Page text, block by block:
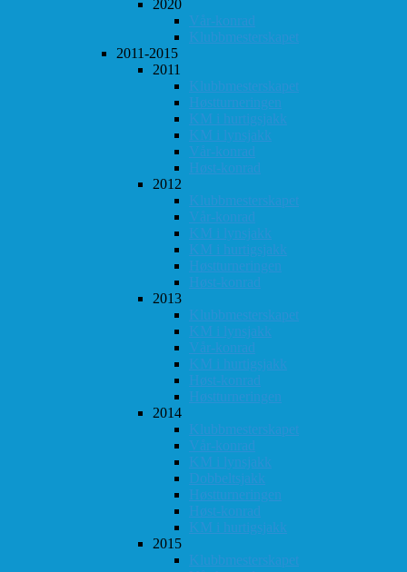
2020
Vår-konrad
Klubbmesterskapet
2011-2015
2011
Klubbmesterskapet
Høstturneringen
KM i hurtigsjakk
KM i lynsjakk
Vår-konrad
Høst-konrad
2012
Klubbmesterskapet
Vår-konrad
KM i lynsjakk
KM i hurtigsjakk
Høstturneringen
Høst-konrad
2013
Klubbmesterskapet
KM i lynsjakk
Vår-konrad
KM i hurtigsjakk
Høst-konrad
Høstturneringen
2014
Klubbmesterskapet
Vår-konrad
KM i lynsjakk
Dobbeltsjakk
Høstturneringen
Høst-konrad
KM i hurtigsjakk
2015
Klubbmesterskapet